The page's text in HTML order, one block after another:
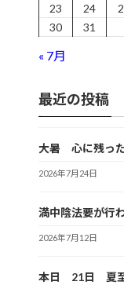
23
24
30
31
« 7月
最近の投稿
大暑 心に残っ
2026年7月24日
満中陰法要が行
2026年7月12日
本日 21日 夏